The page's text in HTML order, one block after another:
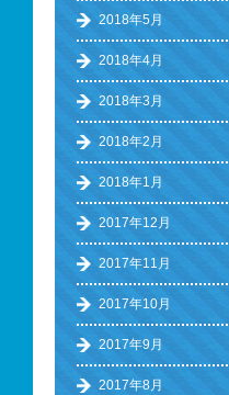
2018年5月
2018年4月
2018年3月
2018年2月
2018年1月
2017年12月
2017年11月
2017年10月
2017年9月
2017年8月